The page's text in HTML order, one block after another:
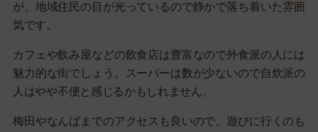
が、地域住民の目が光っているので静かで落ち着いた雰囲
気です。
カフェや飲み屋などの飲食店は豊富なので外食派の人には
魅力的な街でしょう。スーパーは数が少ないので自炊派の
人はやや不便と感じるかもしれません。
梅田やなんばまでのアクセスも良いので、遊びに行くのも